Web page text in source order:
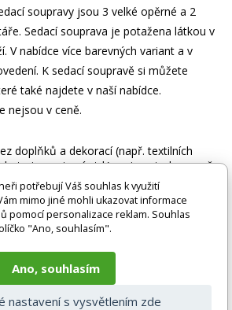
soupravy jsou 3 velké opěrné a 2
Sedací souprava je potažena látkou v
V nabídce více barevných variant a v
K sedací soupravě si můžete
také najdete v naší nabídce.
nejsou v ceně.
doplňků a dekorací (např. textilních
matrací atd.), nejsou tedy v ceně.
Většinou je zboží dodáváno v
dle charakteru zboží. Fotografie mohou
produktu nemusí odpovídat skutečnosti
a převodem do el. podoby. V
či volejte 777244446.
potřebují Váš souhlas k využití
mimo jiné mohli ukazovat informace
pomocí personalizace reklam. Souhlas
"Ano, souhlasím".
Ano, souhlasím
nastavení s vysvětlením zde